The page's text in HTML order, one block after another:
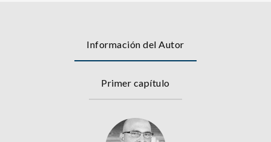
Información del Autor
Primer capítulo